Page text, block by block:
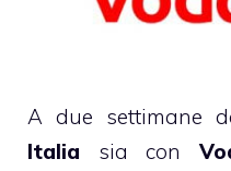
A due settimane
Italia sia con